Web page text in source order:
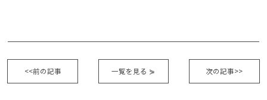
<<前の記事 次の記事>>
一覧を見る ⋟